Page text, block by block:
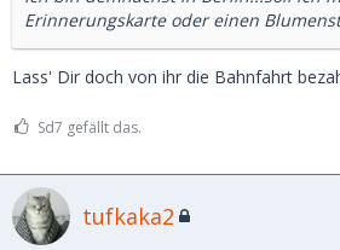
Erinnerungskarte oder einen
Lass' Dir doch von ihr die Bahnfahrt
Sd7 gefällt das.
tufkaka2